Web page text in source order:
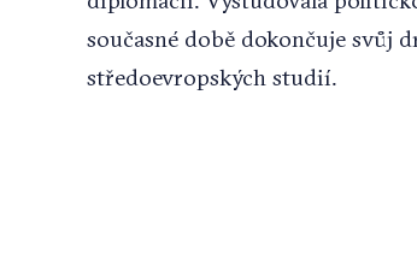
současné době dokončuje svůj
středoevropských studií.